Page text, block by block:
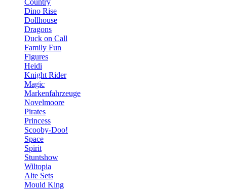
Country
Dino Rise
Dollhouse
Dragons
Duck on Call
Family Fun
Figures
Heidi
Knight Rider
Magic
Markenfahrzeuge
Novelmoore
Pirates
Princess
Scooby-Doo!
Space
Spirit
Stuntshow
Wiltopia
Alte Sets
Mould King